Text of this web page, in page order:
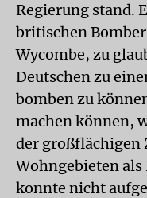
Regierung stand.
britischen
Wycombe, zu
Deutschen zu
bomben zu
machen können,
der großflächigen
Wohngebieten
konnte nicht